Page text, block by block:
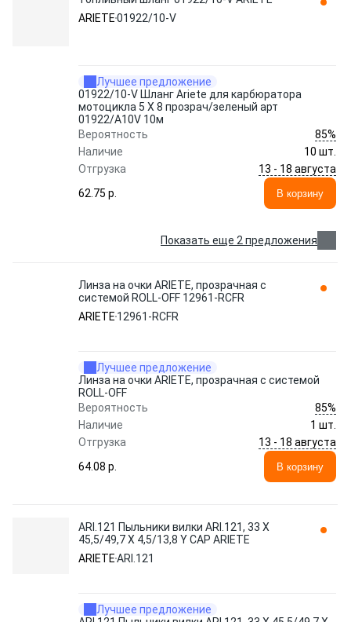
ARIETE01922/10-V
Лучшее предложение
01922/10-V Шланг Ariete для карбюратора
мотоцикла 5 X 8 прозрач/зеленый арт
01922/A10V 10м
Вероятность
85%
Наличие
10 шт.
Отгрузка
13 - 18 августа
62.75 p.
В корзину
Показать еще 2 предложения
Линза на очки ARIETE, прозрачная с
системой ROLL-OFF 12961-RCFR
ARIETE 12961-RCFR
Лучшее предложение
Линза на очки ARIETE, прозрачная с системой
ROLL-OFF
Вероятность
85%
Наличие
1 шт.
Отгрузка
13 - 18 августа
64.08 p.
В корзину
ARI.121 Пыльники вилки ARI.121, 33 X
45,5/49,7 X 4,5/13,8 Y CAP ARIETE
ARIETEARI.121
Лучшее предложение